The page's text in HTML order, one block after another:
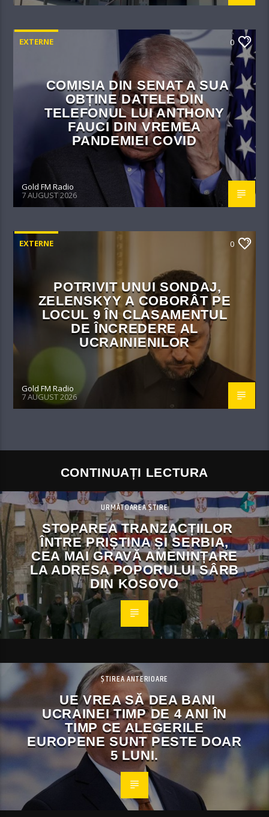
EXTERNE 0
COMISIA DIN SENAT A SUA
OBȚINE DATELE DIN
TELEFONUL LUI ANTHONY
FAUCI DIN VREMEA
PANDEMIEI COVID
Gold FM Radio
7 AUGUST 2026
EXTERNE 0
POTRIVIT UNUI SONDAJ,
ZELENSKYY A COBORÂT PE
LOCUL 9 ÎN CLASAMENTUL
DE ÎNCREDERE AL
UCRAINIENILOR
Gold FM Radio
7 AUGUST 2026
CONTINUAȚI LECTURA
URMĂTOAREA ȘTIRE
STOPAREA TRANZACȚIILOR
ÎNTRE PRIȘTINA ȘI SERBIA,
CEA MAI GRAVĂ AMENINȚARE
LA ADRESA POPORULUI SÂRB
DIN KOSOVO
ȘTIREA ANTERIOARE
UE VREA SĂ DEA BANI
UCRAINEI TIMP DE 4 ANI ÎN
TIMP CE ALEGERILE
EUROPENE SUNT PESTE DOAR
5 LUNI.